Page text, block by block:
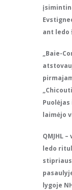
ant ledo
„Baie-
laimėjo
QMJHL
ledo
lygoje